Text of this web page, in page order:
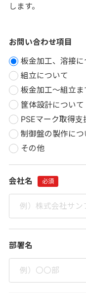
します。
お問い合わせ項目
板金加工、溶接に
組立について
板金加工～組立
筐体設計について
PSEマーク取得支
制御盤の製作につ
その他
会社名
部署名